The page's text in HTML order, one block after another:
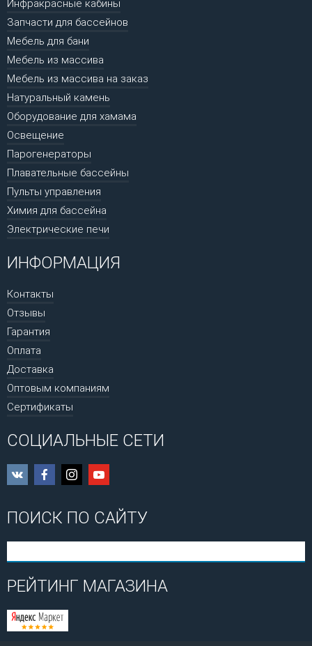
Инфракрасные кабины
Запчасти для бассейнов
Мебель для бани
Мебель из массива
Мебель из массива на заказ
Натуральный камень
Оборудование для хамама
Освещение
Парогенераторы
Плавательные бассейны
Пульты управления
Химия для бассейна
Электрические печи
ИНФОРМАЦИЯ
Контакты
Отзывы
Гарантия
Оплата
Доставка
Оптовым компаниям
Сертификаты
СОЦИАЛЬНЫЕ СЕТИ
ПОИСК ПО САЙТУ
РЕЙТИНГ МАГАЗИНА